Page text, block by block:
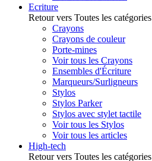
Ecriture
Retour vers Toutes les catégories
Crayons
Crayons de couleur
Porte-mines
Voir tous les Crayons
Ensembles d'Écriture
Marqueurs/Surligneurs
Stylos
Stylos Parker
Stylos avec stylet tactile
Voir tous les Stylos
Voir tous les articles
High-tech
Retour vers Toutes les catégories